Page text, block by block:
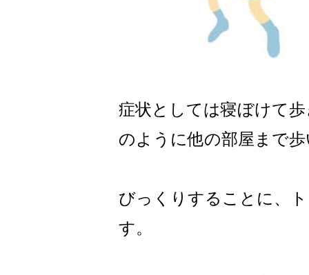
症状としては寝ぼけて
のように他の部屋まで
びっくりすることに、
す。